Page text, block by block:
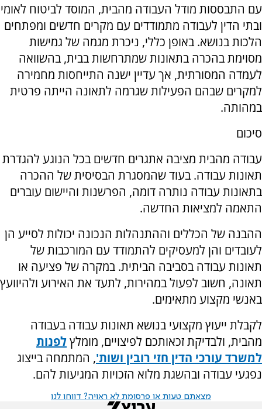
עם התבססות מודל העבודה מהבית, המוסד לביטוח לאומי
ובתי הדין לעבודה מתמודדים עם מקרים חדשים ומפתחים
הלכות בנושא. באופן כללי, ניכרת מגמה של גמישות
מסוימת בהכרה בתאונות שמתרחשות בבית, בהשוואה
לעמדה המסורתית, אך עדיין ישנה התייחסות מחמירה
למקרים שבהם הפעילות שגרמה לתאונה הייתה פרטית
במהותה.
סיכום
עבודה מהבית מציבה אתגרים חדשים בכל הנוגע להגדרת
תאונות עבודה. בעוד שהמסגרת הבסיסית של ההכרה
בתאונות עבודה נותרה דומה, הפרשנות והיישום עוברים
התאמה למציאות החדשה.
ההבנה של הכללים וההתנהלות הנכונה יכולות לסייע הן
לעובדים והן למעסיקים להתמודד עם המורכבות של
תאונות עבודה בסביבה הביתית. במקרה של פציעה או
תאונה, חשוב לפעול במהירות, לתעד את האירוע ולהיוועץ
באנשי מקצוע מתאימים.
לקבלת ייעוץ מקצועי בנושא תאונות עבודה בעבודה
מהבית, ולבדיקת זכאותכם לפיצויים, מומלץלפנות
למשרד עורכי הדין חזי רובין ושות', המתמחה בייצוג
נפגעי עבודה ובהשגת מלוא הזכויות המגיעות להם.
מצאתם טעות או פרסומת לא ראויה? דווחו לנו